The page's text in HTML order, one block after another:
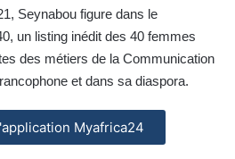
Seynabou figure dans le
un listing inédit des 40 femmes
des métiers de la Communication
et dans sa diaspora.
Myafrica24